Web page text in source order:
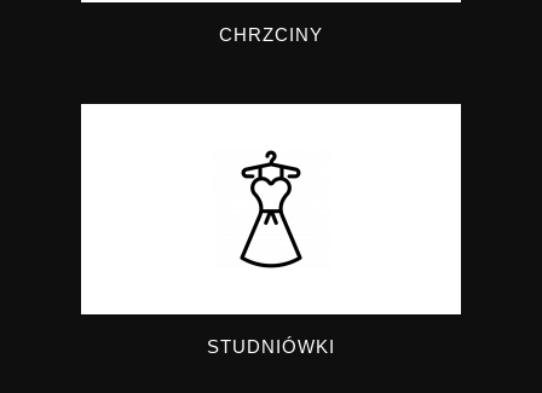
CHRZCINY
STUDNIÓWKI